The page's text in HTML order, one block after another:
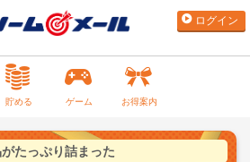
ログイン
貯める ゲーム お得案内
たっぷり詰まった